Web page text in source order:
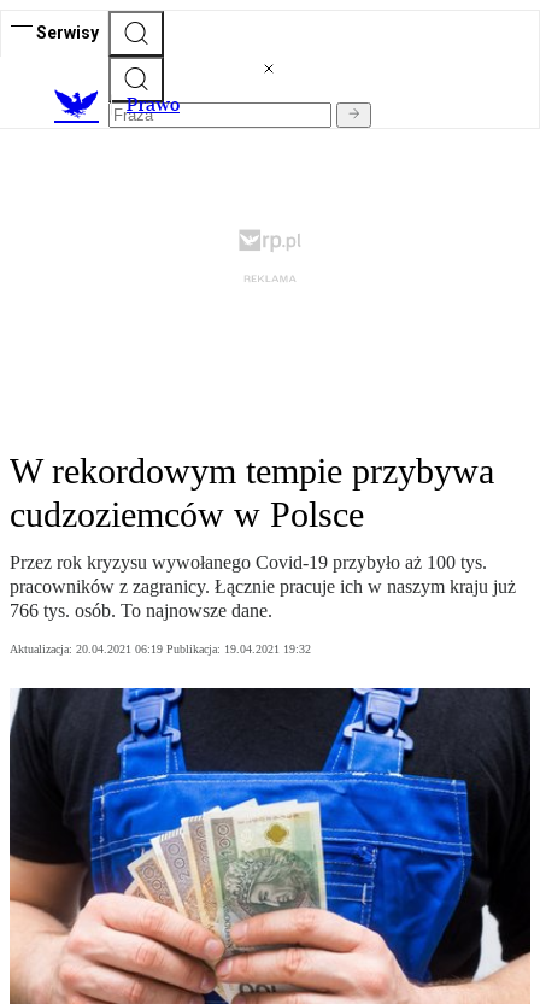
Serwisy
Prawo
W rekordowym tempie przybywa
cudzoziemców w Polsce
Przez rok kryzysu wywołanego Covid-19 przybyło aż 100 tys.
pracowników z zagranicy. Łącznie pracuje ich w naszym kraju już
766 tys. osób. To najnowsze dane.
Aktualizacja: 20.04.2021 06:19 Publikacja: 19.04.2021 19:32